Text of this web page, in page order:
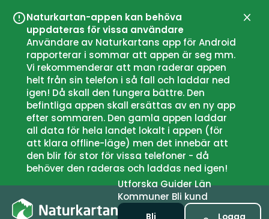
Naturkartan-appen kan behöva
uppdateras för vissa användare
Användare av Naturkartans app för Android
rapporterar i sommar att appen är seg mm.
Vi rekommenderar att man raderar appen
helt från sin telefon i så fall och laddar ned
igen! Då skall den fungera bättre. Den
befintliga appen skall ersättas av en ny app
efter sommaren. Den gamla appen laddar
all data för hela landet lokalt i appen (för
att klara offline-läge) men det innebär att
den blir för stor för vissa telefoner - då
behöver den raderas och laddas ned igen!
UtforskaGuiderLän
Kommuner Bli kund
Bli
Logga